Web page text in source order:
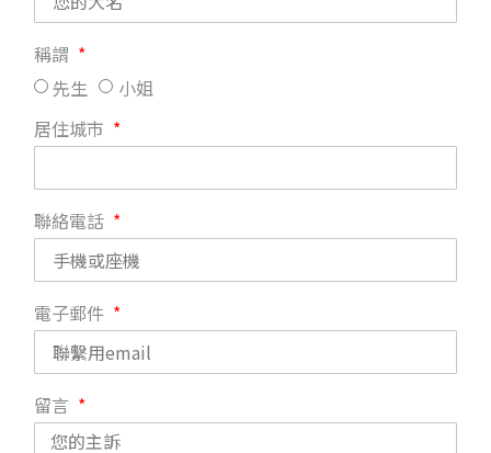
稱謂
先生
小姐
居住城市
聯絡電話
電子郵件
留言